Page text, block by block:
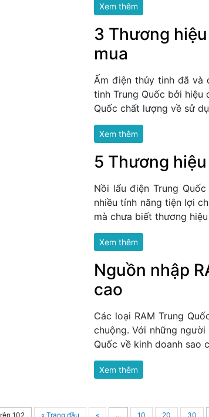
Xem thêm
3 Thương
mua
Ấm điện thủy tinh đã và
tinh Trung Quốc bởi hiệu
Quốc chất lượng về sử
Xem thêm
5 Thương
Nồi lẩu điện Trung
nhiều tính năng tiện lợi
mà chưa biết thương
Xem thêm
Nguồn nhập
cao
Các loại RAM Trung
chuộng. Với những
Quốc về kinh doanh sao
Xem thêm
102 « Trang đầu « ... 10 20 30